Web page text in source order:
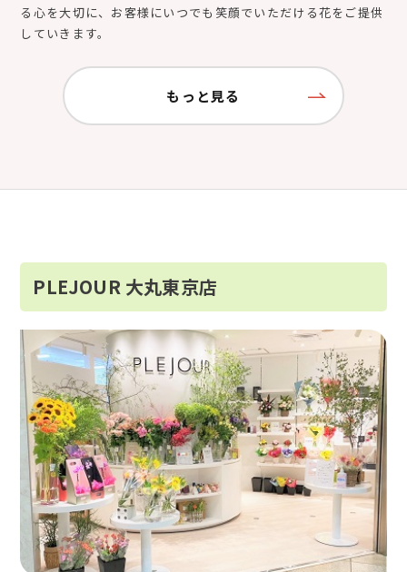
る心を大切に、お客様にいつでも笑顔でいただける花をご提供
していきます。
もっと見る
PLEJOUR 大丸東京店